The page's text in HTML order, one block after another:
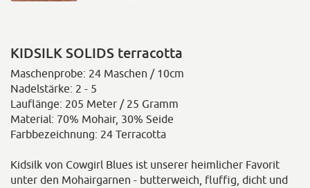
KIDSILK SOLIDS terracotta
Maschenprobe: 24 Maschen / 10cm
Nadelstärke: 2 - 5
Lauflänge: 205 Meter / 25 Gramm
Material: 70% Mohair, 30% Seide
Farbbezeichnung: 24 Terracotta
Kidsilk von Cowgirl Blues ist unserer heimlicher Favorit
unter den Mohairgarnen - butterweich, fluffig, dicht und